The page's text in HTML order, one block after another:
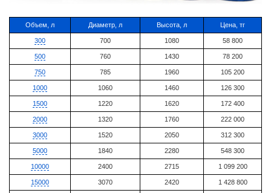
Объем, л Диаметр, л Высота, л Цена, тг
300 700 1080 58 800
500 760 1430 78 200
750 785 1960 105 200
1000 1060 1460 126 300
1500 1220 1620 172 400
2000 1320 1760 222 000
3000 1520 2050 312 300
5000 1840 2280 548 300
10000 2400 2715 1 099 200
15000 3070 2420 1 428 800